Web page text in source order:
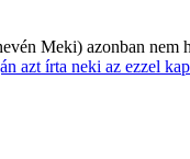
Meki) azonban nem
azt írta neki az ezzel